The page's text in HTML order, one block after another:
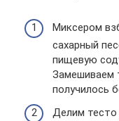
Миксером
сахарный
пищевую
Замешиваем
получилось
Делим тесто